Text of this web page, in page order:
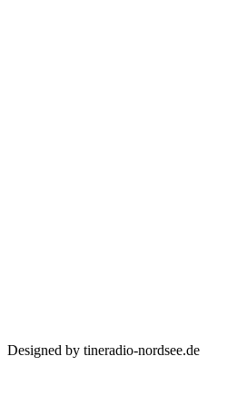
Designed by tineradio-nordsee.de